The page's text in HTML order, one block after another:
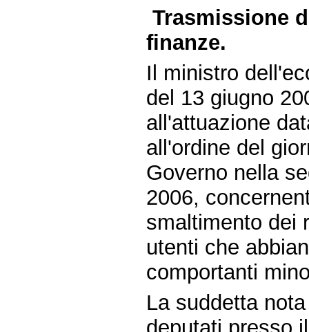
Trasmissione
finanze.
Il ministro
del 13 giugno
all'attuazione
all'ordine del
Governo nella
2006,
smaltimento dei
utenti che
comportanti
La suddetta